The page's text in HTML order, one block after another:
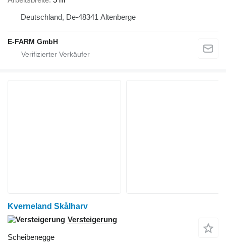
Deutschland, De-48341 Altenberge
E-FARM GmbH
Kverneland Skålharv
Versteigerung
Scheibenegge